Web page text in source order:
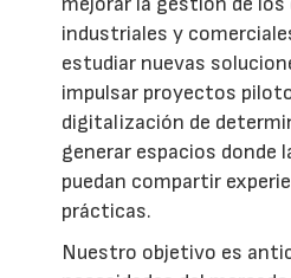
industriales y
estudiar nuevas
impulsar proyectos
digitalización de
generar espacios donde
puedan compartir
prácticas.
Nuestro objetivo es